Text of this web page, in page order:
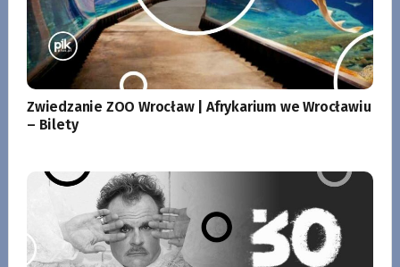
Zwiedzanie ZOO Wrocław | Afrykarium we Wrocławiu
– Bilety